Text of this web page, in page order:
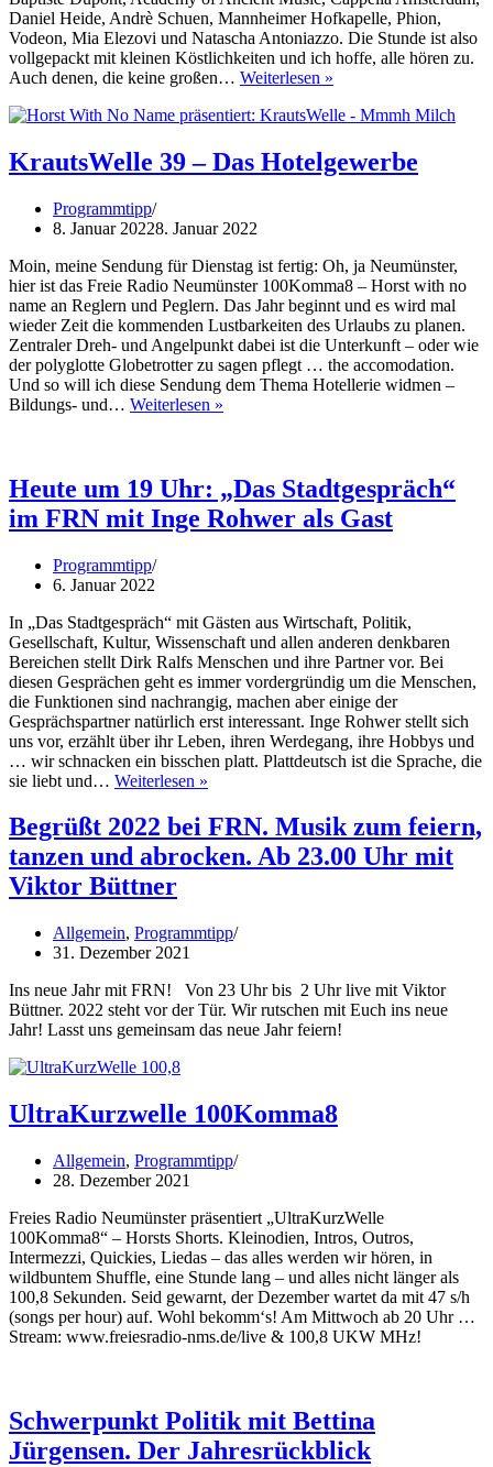
Daniel Heide, Andrè Schuen, Mannheimer Hofkapelle, Phion,
Vodeon, Mia Elezovi und Natascha Antoniazzo. Die Stunde ist also
vollgepackt mit kleinen Köstlichkeiten und ich hoffe, alle hören zu.
Auch denen, die keine großen… Weiterlesen »
am
dem
9.1.2022
KrautsWelle 39 – Das Hotelgewerbe
Programmtipp
8. Januar 20228. Januar 2022
Moin, meine Sendung für Dienstag ist fertig: Oh, ja Neumünster,
hier ist das Freie Radio Neumünster 100Komma8 – Horst with no
name an Reglern und Peglern. Das Jahr beginnt und es wird mal
wieder Zeit die kommenden Lustbarkeiten des Urlaubs zu planen.
Zentraler Dreh- und Angelpunkt dabei ist die Unterkunft – oder wie
der polyglotte Globetrotter zu sagen pflegt … the accomodation.
Und so will ich diese Sendung dem Thema Hotellerie widmen –
Bildungs- und… Weiterlesen »
Hotelgewerbe
Heute um 19 Uhr: „Das Stadtgespräch“
im FRN mit Inge Rohwer als Gast
Programmtipp
6. Januar 2022
In „Das Stadtgespräch“ mit Gästen aus Wirtschaft, Politik,
Gesellschaft, Kultur, Wissenschaft und allen anderen denkbaren
Bereichen stellt Dirk Ralfs Menschen und ihre Partner vor. Bei
diesen Gesprächen geht es immer vordergründig um die Menschen,
die Funktionen sind nachrangig, machen aber einige der
Gesprächspartner natürlich erst interessant. Inge Rohwer stellt sich
uns vor, erzählt über ihr Leben, ihren Werdegang, ihre Hobbys und
… wir schnacken ein bisschen platt. Plattdeutsch ist die Sprache, die
sie liebt und… Weiterlesen »
19
Uhr:
„Das
mit
als
Gast
Begrüßt 2022 bei FRN. Musik zum feiern,
tanzen und abrocken. Ab 23.00 Uhr mit
Viktor Büttner
Allgemein, Programmtipp
31. Dezember 2021
Ins neue Jahr mit FRN! Von 23 Uhr bis 2 Uhr live mit Viktor
Büttner. 2022 steht vor der Tür. Wir rutschen mit Euch ins neue
Jahr! Lasst uns gemeinsam das neue Jahr feiern!
UltraKurzwelle 100Komma8
Allgemein, Programmtipp
28. Dezember 2021
Freies Radio Neumünster präsentiert „UltraKurzWelle
100Komma8“ – Horsts Shorts. Kleinodien, Intros, Outros,
Intermezzi, Quickies, Liedas – das alles werden wir hören, in
wildbuntem Shuffle, eine Stunde lang – und alles nicht länger als
100,8 Sekunden. Seid gewarnt, der Dezember wartet da mit 47 s/h
(songs per hour) auf. Wohl bekomm‘s! Am Mittwoch ab 20 Uhr …
Stream: www.freiesradio-nms.de/live & 100,8 UKW MHz!
Schwerpunkt Politik mit Bettina
Jürgensen. Der Jahresrückblick